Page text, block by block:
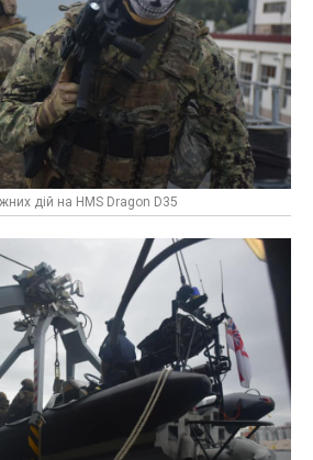
дій на HMS Dragon D35